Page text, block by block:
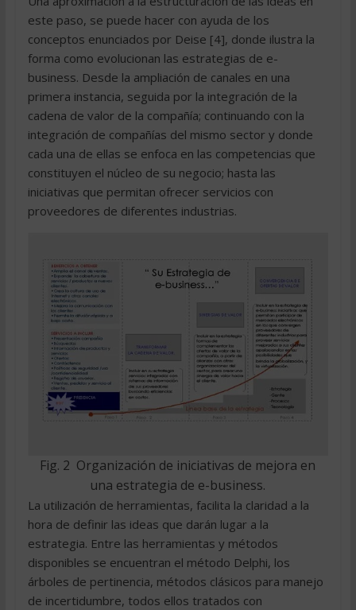
este paso, se puede hacer con ayuda de los
conceptos enunciados por Deise [4], donde ilustra la
forma como evolucionan las estrategias de e-
business. Desde la ampliación de canales en una
primera instancia, seguida por la integración de la
cadena de valor de la compañía; continuando con la
integración de compañías del mismo sector y donde
cada una de ellas se enfoca en las competencias que
constituyen el núcleo de su negocio; hasta las
iniciativas que permitan ofrecer servicios con
proveedores de diferentes industrias.
Fig. 2  Organización de iniciativas de mejora en
una estrategia de e-business.
La utilización de herramientas, facilita la claridad a la
hora de definir las ideas que darán lugar a la
estrategia. Entre las herramientas y métodos
disponibles se encuentran el método Delphi, los
árboles de pertinencia, métodos clásicos para manejo
de incertidumbre, todos ellos tratados con